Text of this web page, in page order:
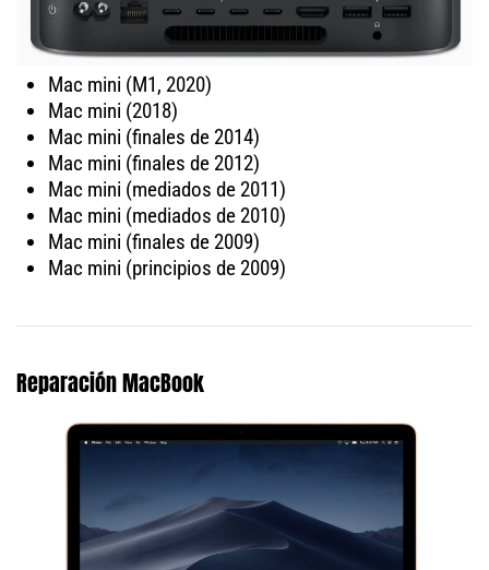
Mac mini (M1, 2020)
Mac mini (2018)
Mac mini (finales de 2014)
Mac mini (finales de 2012)
Mac mini (mediados de 2011)
Mac mini (mediados de 2010)
Mac mini (finales de 2009)
Mac mini (principios de 2009)
Reparación MacBook